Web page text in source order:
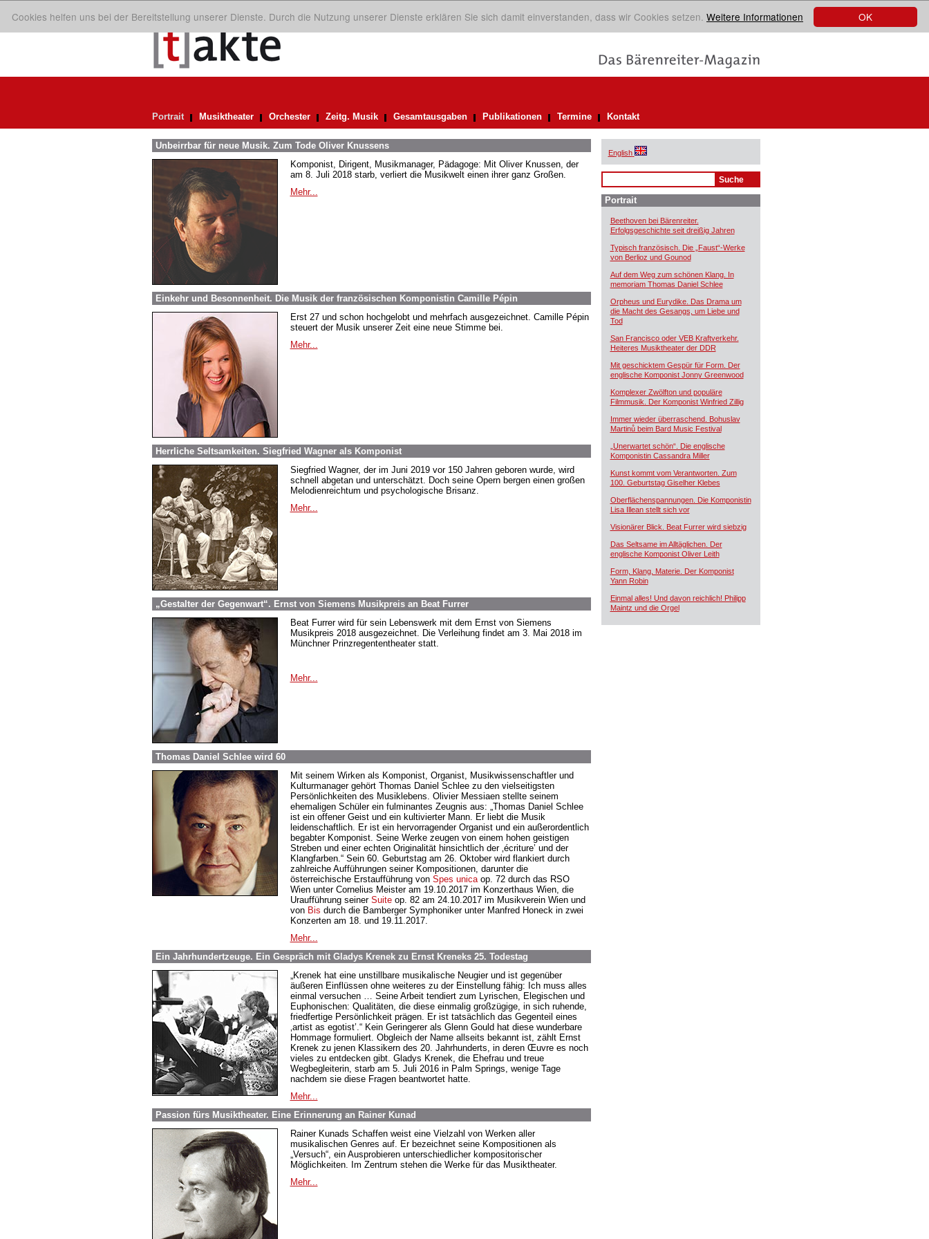
OK
Cookies helfen uns bei der Bereitstellung unserer Dienste. Durch die Nutzung unserer Dienste erklären Sie sich damit einverstanden, dass wir Cookies setzen. Weitere Informationen
Portrait Musiktheater Orchester Zeitg. Musik Gesamtausgaben Publikationen Termine Kontakt
Unbeirrbar für neue Musik. Zum Tode Oliver Knussens
Komponist, Dirigent, Musikmanager, Pädagoge: Mit Oliver Knussen, der
am 8. Juli 2018 starb, verliert die Musikwelt einen ihrer ganz Großen.
Mehr...
Einkehr und Besonnenheit. Die Musik der französischen Komponistin Camille Pépin
Erst 27 und schon hochgelobt und mehrfach ausgezeichnet. Camille Pépin
steuert der Musik unserer Zeit eine neue Stimme bei.
Mehr...
Herrliche Seltsamkeiten. Siegfried Wagner als Komponist
Siegfried Wagner, der im Juni 2019 vor 150 Jahren geboren wurde, wird
schnell abgetan und unterschätzt. Doch seine Opern bergen einen großen
Melodienreichtum und psychologische Brisanz.
Mehr...
„Gestalter der Gegenwart“. Ernst von Siemens Musikpreis an Beat Furrer
Beat Furrer wird für sein Lebenswerk mit dem Ernst von Siemens
Musikpreis 2018 ausgezeichnet. Die Verleihung findet am 3. Mai 2018 im
Münchner Prinzregententheater statt.
Mehr...
Thomas Daniel Schlee wird 60
Mit seinem Wirken als Komponist, Organist, Musikwissenschaftler und
Kulturmanager gehört Thomas Daniel Schlee zu den vielseitigsten
Persönlichkeiten des Musiklebens. Olivier Messiaen stellte seinem
ehemaligen Schüler ein fulminantes Zeugnis aus: „Thomas Daniel Schlee
ist ein offener Geist und ein kultivierter Mann. Er liebt die Musik
leidenschaftlich. Er ist ein hervorragender Organist und ein außerordentlich
begabter Komponist. Seine Werke zeugen von einem hohen geistigen
Streben und einer echten Originalität hinsichtlich der ‚écriture’ und der
Klangfarben.“ Sein 60. Geburtstag am 26. Oktober wird flankiert durch
zahlreiche Aufführungen seiner Kompositionen, darunter die
österreichische Erstaufführung von Spes unicaop. 72 durch das RSO
Wien unter Cornelius Meister am 19.10.2017 im Konzerthaus Wien, die
Uraufführung seiner Suiteop. 82 am 24.10.2017 im Musikverein Wien und
von Bis durch die Bamberger Symphoniker unter Manfred Honeck in zwei
Konzerten am 18. und 19.11.2017.
Mehr...
Ein Jahrhundertzeuge. Ein Gespräch mit Gladys Krenek zu Ernst Kreneks 25. Todestag
„Krenek hat eine unstillbare musikalische Neugier und ist gegenüber
äußeren Einflüssen ohne weiteres zu der Einstellung fähig: Ich muss alles
einmal versuchen … Seine Arbeit tendiert zum Lyrischen, Elegischen und
Euphonischen: Qualitäten, die diese einmalig großzügige, in sich ruhende,
friedfertige Persönlichkeit prägen. Er ist tatsächlich das Gegenteil eines
‚artist as egotist’.“ Kein Geringerer als Glenn Gould hat diese wunderbare
Hommage formuliert. Obgleich der Name allseits bekannt ist, zählt Ernst
Krenek zu jenen Klassikern des 20. Jahrhunderts, in deren Œuvre es noch
vieles zu entdecken gibt. Gladys Krenek, die Ehefrau und treue
Wegbegleiterin, starb am 5. Juli 2016 in Palm Springs, wenige Tage
nachdem sie diese Fragen beantwortet hatte.
Mehr...
Passion fürs Musiktheater. Eine Erinnerung an Rainer Kunad
Rainer Kunads Schaffen weist eine Vielzahl von Werken aller
musikalischen Genres auf. Er bezeichnet seine Kompositionen als
„Versuch“, ein Ausprobieren unterschiedlicher kompositorischer
Möglichkeiten. Im Zentrum stehen die Werke für das Musiktheater.
Mehr...
English
Portrait
Beethoven bei Bärenreiter.
Erfolgsgeschichte seit dreißig Jahren
Typisch französisch. Die „Faust“-Werke
von Berlioz und Gounod
Auf dem Weg zum schönen Klang. In
memoriam Thomas Daniel Schlee
Orpheus und Eurydike. Das Drama um
die Macht des Gesangs, um Liebe und
Tod
San Francisco oder VEB Kraftverkehr.
Heiteres Musiktheater der DDR
Mit geschicktem Gespür für Form. Der
englische Komponist Jonny Greenwood
Komplexer Zwölfton und populäre
Filmmusik. Der Komponist Winfried Zillig
Immer wieder überraschend. Bohuslav
Martinů beim Bard Music Festival
„Unerwartet schön“. Die englische
Komponistin Cassandra Miller
Kunst kommt vom Verantworten. Zum
100. Geburtstag Giselher Klebes
Oberflächenspannungen. Die Komponistin
Lisa Illean stellt sich vor
Visionärer Blick. Beat Furrer wird siebzig
Das Seltsame im Alltäglichen. Der
englische Komponist Oliver Leith
Form, Klang, Materie. Der Komponist
Yann Robin
Einmal alles! Und davon reichlich! Philipp
Maintz und die Orgel